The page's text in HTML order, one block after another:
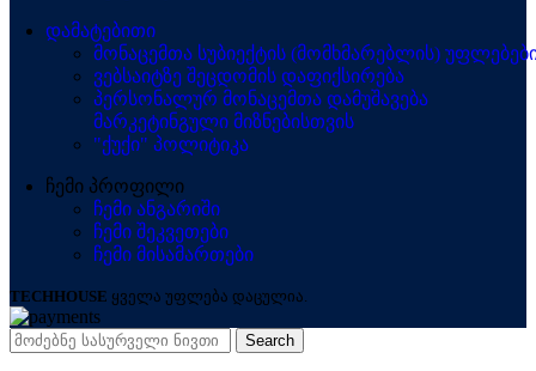
დამატებითი
მონაცემთა სუბიექტის (მომხმარებლის)
ვებსაიტზე შეცდომის დაფიქსირება
პერსონალურ მონაცემთა დამუშავება
მარკეტინგული მიზნებისთვის
"ქუქი" პოლიტიკა
ჩემი პროფილი
ჩემი ანგარიში
ჩემი შეკვეთები
ჩემი მისამართები
TECHHOUSE ყველა უფლება დაცულია.
Search